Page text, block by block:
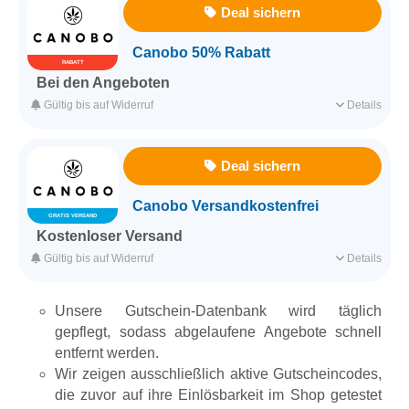
Für alle Produkte
Mindestbestellwert 39,00€
Erfasst am 23.04.2023
RABATT
Deal sichern
Canobo 50% Rabatt
Bei den Angeboten
Spare bei den aktuellen CBD Schnäppchen und Rabattaktionen
Für ausgesuchte Produkte
Erfasst am 23.04.2023 KategorieApotheke & Gesundheit
Details
Gültig bis auf Widerruf
GRATIS VERSAND
Deal sichern
Canobo Versandkostenfrei
Kostenloser Versand
Jetzt kannst du die qualitativ hochwertigen CBD Produkte dieses
Für alle Produkte
Mindestbestellwert 39,00€
Erfasst am 22.04.2023 KategorieApotheke & Gesundheit
Details
Gültig bis auf Widerruf
Unsere Gutschein-Datenbank wird täglich
gepflegt, sodass abgelaufene Angebote schnell
entfernt werden.
Wir zeigen ausschließlich aktive Gutscheincodes,
die zuvor auf ihre Einlösbarkeit im Shop getestet